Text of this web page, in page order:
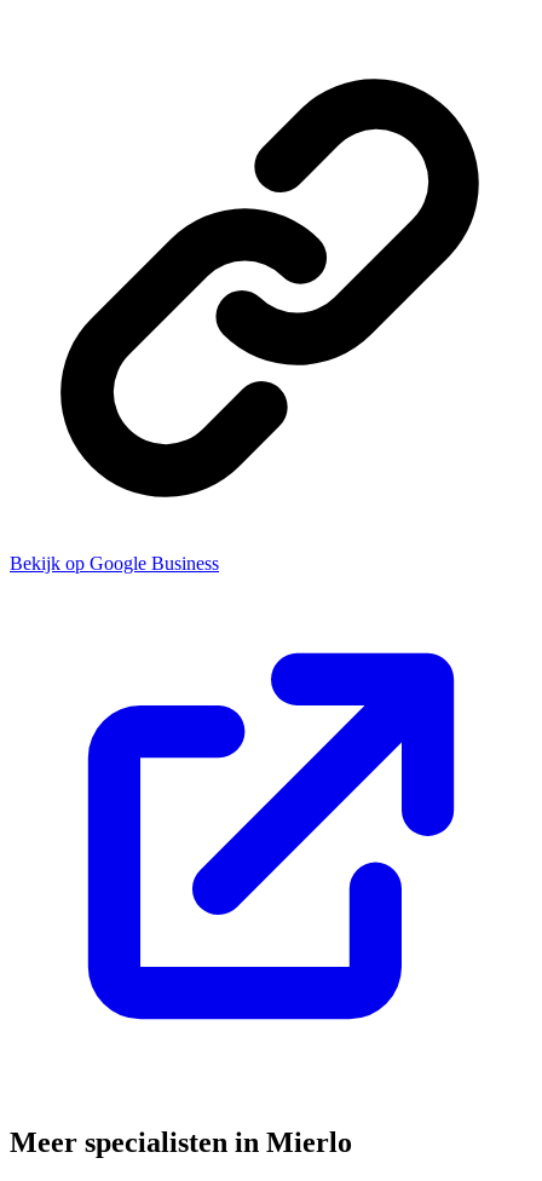
Bekijk op Google Business
Meer specialisten in Mierlo